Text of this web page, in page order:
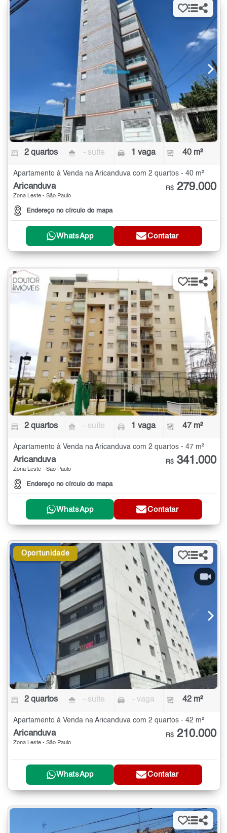
2 quartos - suíte 1 vaga 40 m²
Apartamento à Venda na Aricanduva com 2 quartos - 40 m²
Aricanduva
Zona Leste - São Paulo
Endereço no círculo do mapa
R$ 279.000
WhatsApp Contatar
2 quartos - suíte 1 vaga 47 m²
Apartamento à Venda na Aricanduva com 2 quartos - 47 m²
Aricanduva
Zona Leste - São Paulo
Endereço no círculo do mapa
R$ 341.000
WhatsApp Contatar
Oportunidade
2 quartos - suíte - vaga 42 m²
Apartamento à Venda na Aricanduva com 2 quartos - 42 m²
Aricanduva
Zona Leste - São Paulo
R$ 210.000
WhatsApp Contatar